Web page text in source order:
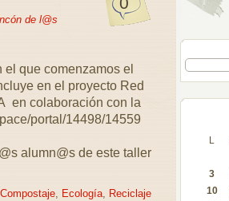
de l@s
que comenzamos el
en el proyecto Red
en colaboración con la
portal/14498/14559
alumn@s de este taller
Compostaje, Ecología, Reciclaje
L
3
10